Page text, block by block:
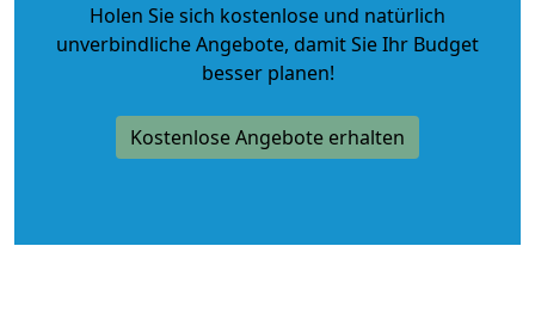
Holen Sie sich kostenlose und natürlich
unverbindliche Angebote, damit Sie Ihr Budget
besser planen!
Kostenlose Angebote erhalten